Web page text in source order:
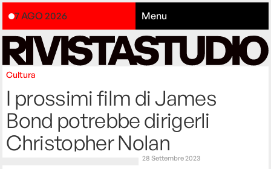
7 AGO 2026 Menu
Cultura
I prossimi film di James
Bond potrebbe dirigerli
Christopher Nolan
28 Settembre 2023